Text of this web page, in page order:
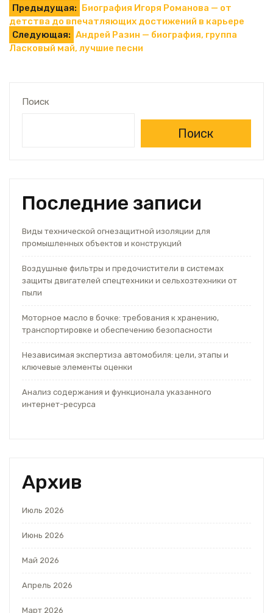
Навигация
по
записям
Предыдущая: Биография Игоря Романова — от
детства до впечатляющих достижений в карьере
Следующая: Андрей Разин — биография, группа
Ласковый май, лучшие песни
Поиск
Поиск
Последние записи
Виды технической огнезащитной изоляции для
промышленных объектов и конструкций
Воздушные фильтры и предочистители в системах
защиты двигателей спецтехники и сельхозтехники от
пыли
Моторное масло в бочке: требования к хранению,
транспортировке и обеспечению безопасности
Независимая экспертиза автомобиля: цели, этапы и
ключевые элементы оценки
Анализ содержания и функционала указанного
интернет-ресурса
Архив
Июль 2026
Июнь 2026
Май 2026
Апрель 2026
Март 2026